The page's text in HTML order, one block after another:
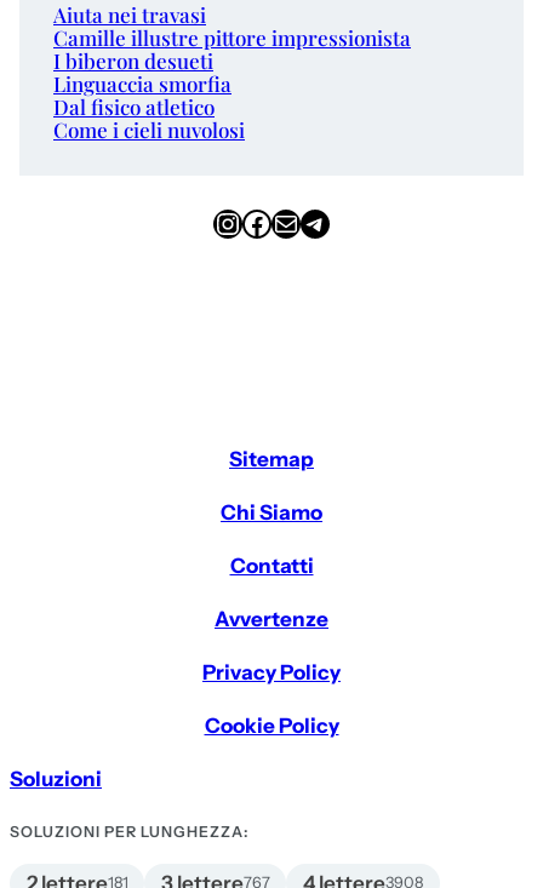
Aiuta nei travasi
Camille illustre pittore impressionista
I biberon desueti
Linguaccia smorfia
Dal fisico atletico
Come i cieli nuvolosi
InstagramFacebook Email Telegram
Sitemap
Chi Siamo
Contatti
Avvertenze
Privacy Policy
Cookie Policy
Soluzioni
SOLUZIONI PER LUNGHEZZA:
181 767 3908